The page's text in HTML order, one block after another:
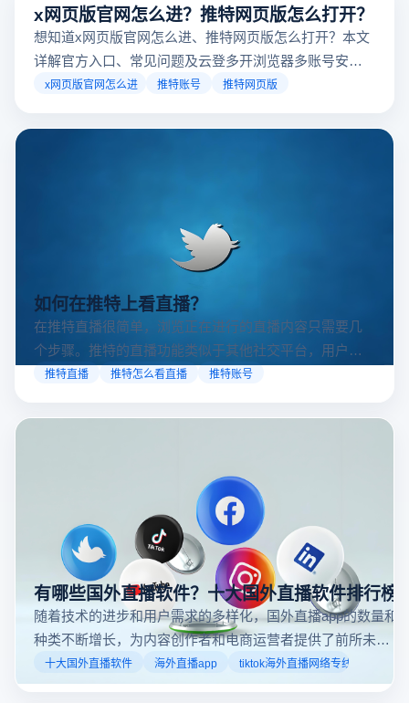
x网页版官网怎么进？推特网页版怎么打开？
想知道x网页版官网怎么进、推特网页版怎么打开？本文
详解官方入口、常见问题及云登多开浏览器多账号安全
访问方案，助你稳定登录高效运营。
x网页版官网怎么进 推特账号 推特网页版
如何在推特上看直播？
在推特直播很简单，浏览正在进行的直播内容只需要几
个步骤。推特的直播功能类似于其他社交平台，用户可
以通过关注自己喜欢的账号、浏览话题标签或查看实时
可以随时随地参与实时互动，无论是关注新闻事件、休
推特直播 推特怎么看直播 推特账号
有哪些国外直播软件？十大国外直播软件排行榜
随着技术的进步和用户需求的多样化，国外直播app的数量和
种类不断增长，为内容创作者和电商运营者提供了前所未有
的机遇。如果你是一个跨境电商从业者，想要了解2025年十
大国外直播软件排行榜，那么你来对地方了！接下来跟着云
十大国外直播软件 海外直播app tiktok海外直播网络专线